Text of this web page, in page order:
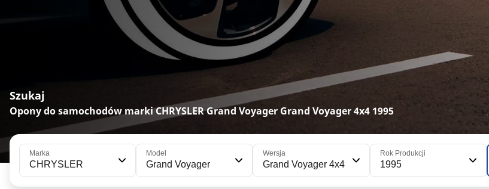
Szukaj
Opony do samochodów marki CHRYSLER Grand Voyager Grand Voyager 4x4 1995
Marka
CHRYSLER
Model
Grand Voyager
Wersja
Grand Voyager 4x4
Rok Produkcji
1995